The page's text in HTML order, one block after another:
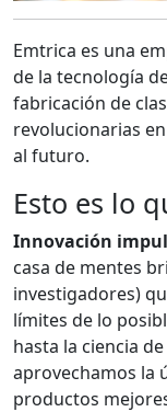
Emtrica es una
de la tecnología
fabricación de
revolucionarias
al futuro.
Esto es lo
Innovación
casa de mentes
investigadores)
límites de lo
hasta la ciencia
aprovechamos la
productos